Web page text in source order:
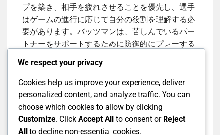
プを築き、相手を疲れさせることを優先し、選手
はゲームの進行に応じて自分の役割を理解する必
要があります。バッツマンは、苦しんでいるパー
トナーをサポートするために防御的にプレーする
ションにわたって条件を利用するために戦略を立
てる必要があります。
ODIでは、戦略は攻撃性と慎重さのバランスを取
る方向にシフトし、チームは限られたオーバー内
でターゲットを設定または追いかけることを目指
We respect your privacy
Cookies help us improve your experience, deliver
personalized content, and analyze traffic. You can
choose which cookies to allow by clicking
Customize. Click Accept All to consent or Reject
All to decline non-essential cookies.